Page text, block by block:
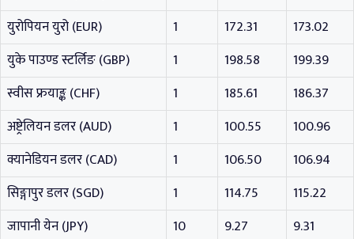
युरोपियन युरो (EUR)
1 172.31
173.02
युके पाउण्ड स्टर्लिङ (GBP)
1 198.58
199.39
स्वीस फ्रयाङ्क (CHF)
1 185.61
186.37
अष्ट्रेलियन डलर (AUD)
1 100.55
100.96
क्यानेडियन डलर (CAD)
1 106.50
106.94
सिङ्गापुर डलर (SGD)
1 114.75
115.22
जापानी येन (JPY)
10 9.27
9.31